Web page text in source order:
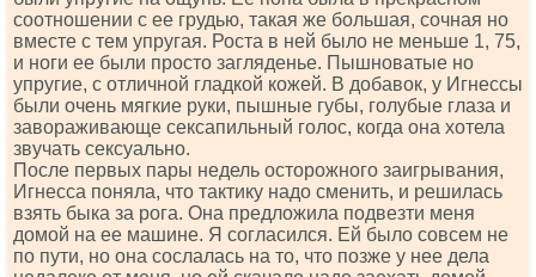
соотношении с ее грудью, такая же большая, сочная но
вместе с тем упругая. Роста в ней было не меньше 1, 75,
и ноги ее были просто загляденье. Пышноватые но
упругие, с отличной гладкой кожей. В добавок, у Игнессы
были очень мягкие руки, пышные губы, голубые глаза и
завораживающе сексапильный голос, когда она хотела
звучать сексуально.
После первых пары недель осторожного заигрывания,
Игнесса поняла, что тактику надо сменить, и решилась
взять быка за рога. Она предложила подвезти меня
домой на ее машине. Я согласился. Ей было совсем не
по пути, но она сослалась на то, что позже у нее дела